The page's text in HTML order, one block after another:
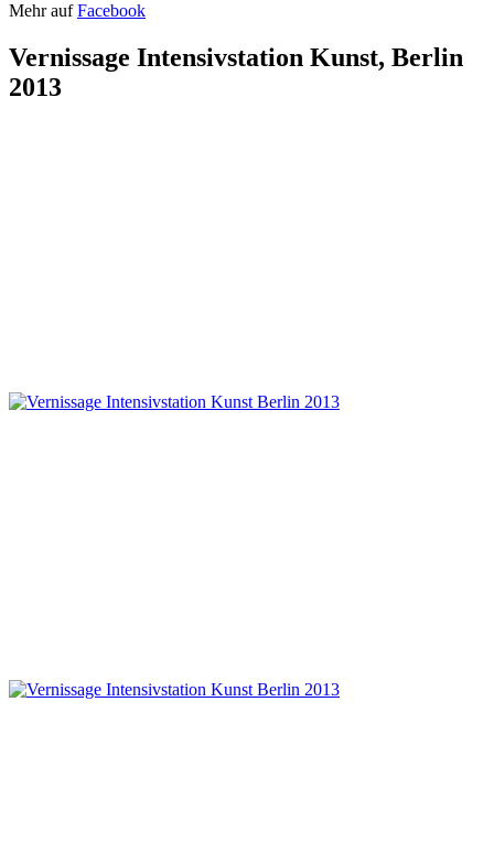
Mehr aufFacebook
Vernissage Intensivstation Kunst, Berlin
2013